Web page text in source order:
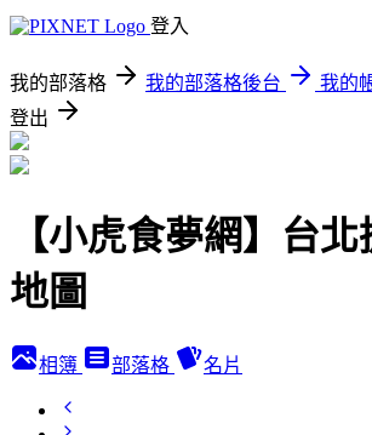
登入
我的部落格 我的部落格後台
我的
登出
【小虎食夢網】台
地圖
相簿 部落格 名片